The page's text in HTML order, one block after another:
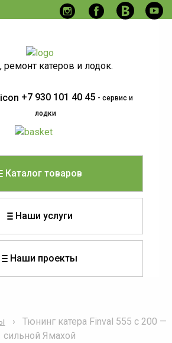
ремонт катеров и лодок.
+7 930 101 40 45 - сервис и
лодки
Каталог товаров
Наши услуги
Наши проекты
Тюнинг катера Finval 555 с 200 —
сильной Ямахой